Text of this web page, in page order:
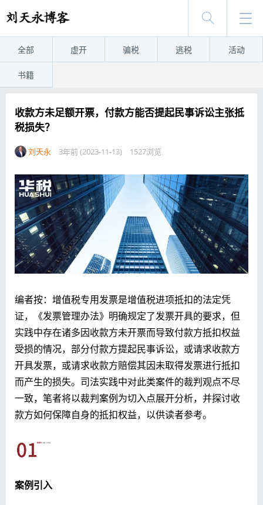
全部 虚开 骗税 逃税 活动
书籍
收款方未足额开票，付款方能否提起民事诉讼主张抵
税损失？
刘天永 3年前 (2023-11-13) 1527浏览
编者按：增值税专用发票是增值税进项抵扣的法定凭
证，《发票管理办法》明确规定了发票开具的要求，但
实践中存在诸多因收款方未开票而导致付款方抵扣权益
受损的情况，部分付款方提起民事诉讼，或请求收款方
开具发票，或请求收款方赔偿其因未取得发票进行抵扣
而产生的损失。司法实践中对此类案件的裁判观点不尽
一致，笔者将以裁判案例为切入点展开分析，并探讨收
款方如何保障自身的抵扣权益，以供读者参考。
案例引入